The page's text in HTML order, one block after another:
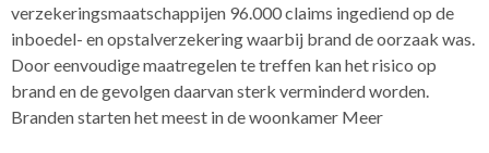
verzekeringsmaatschappijen 96.000 claims ingediend op de
inboedel- en opstalverzekering waarbij brand de oorzaak was.
Door eenvoudige maatregelen te treffen kan het risico op
brand en de gevolgen daarvan sterk verminderd worden.
Branden starten het meest in de woonkamer Meer